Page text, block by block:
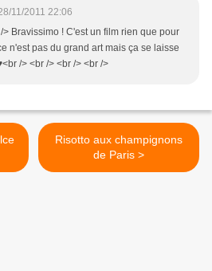
11/2011 22:06
> Bravissimo ! C'est un film rien que pour
n'est pas du grand art mais ça se laisse
/> <br /> <br /> <br />
Risotto aux champignons
de Paris >